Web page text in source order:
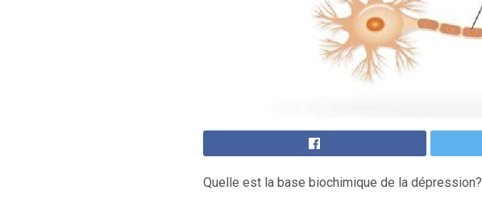
Quelle est la base biochimique de la dépression?